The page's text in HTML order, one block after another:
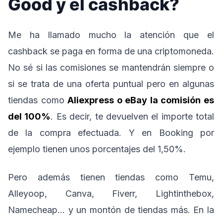
Me ha llamado mucho la atención que el
cashback se paga en forma de una criptomoneda.
No sé si las comisiones se mantendrán siempre o
si se trata de una oferta puntual pero en algunas
tiendas comoAliexpress o eBay la comisión es
del 100%. Es decir, te devuelven el importe total
de la compra efectuada. Y en Booking por
ejemplo tienen unos porcentajes del 1,50%.
Pero además tienen tiendas como Temu,
Alleyoop, Canva, Fiverr, Lightinthebox,
Namecheap… y un montón de tiendas más. En la